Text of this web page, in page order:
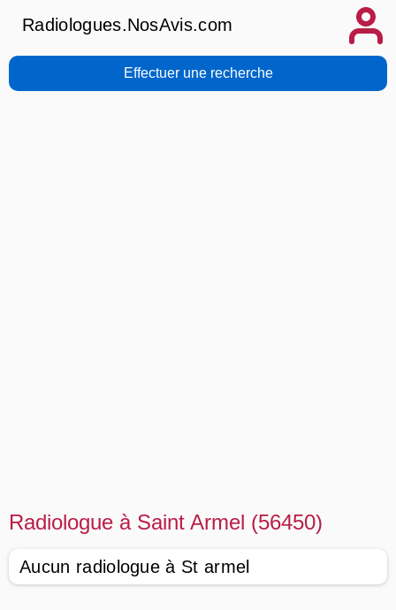
Radiologues.NosAvis.com
Effectuer une recherche
Radiologue à Saint Armel (56450)
Aucun radiologue à St armel